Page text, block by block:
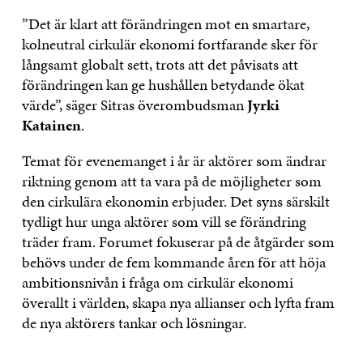
”Det är klart att förändringen mot en smartare,
kolneutral cirkulär ekonomi fortfarande sker för
långsamt globalt sett, trots att det påvisats att
förändringen kan ge hushållen betydande ökat
värde”, säger Sitras överombudsmanJyrki
Katainen.
Temat för evenemanget i år är aktörer som ändrar
riktning genom att ta vara på de möjligheter som
den cirkulära ekonomin erbjuder. Det syns särskilt
tydligt hur unga aktörer som vill se förändring
träder fram. Forumet fokuserar på de åtgärder som
behövs under de fem kommande åren för att höja
ambitionsnivån i fråga om cirkulär ekonomi
överallt i världen, skapa nya allianser och lyfta fram
de nya aktörers tankar och lösningar.